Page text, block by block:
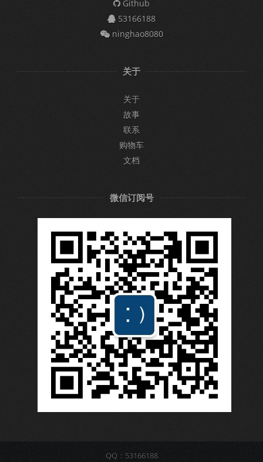
Github
53166188
ninghao8080
关于
关于
故事
联系
购物车
文档
微信订阅号
QQ：53166188